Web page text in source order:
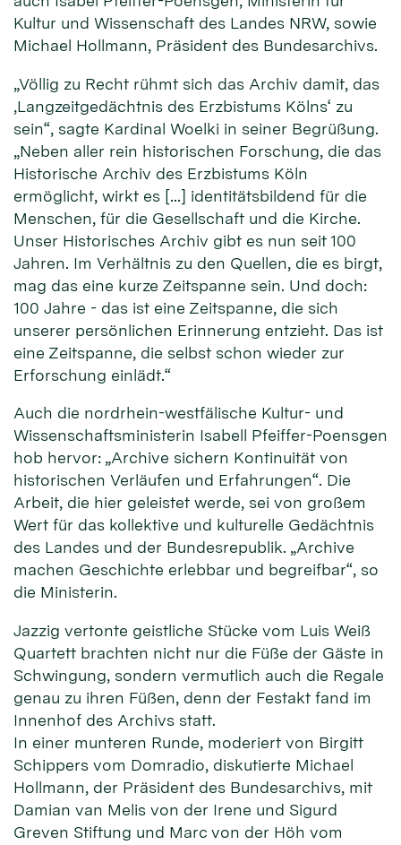
Kultur und Wissenschaft des Landes NRW, sowie
Michael Hollmann, Präsident des Bundesarchivs.
„Völlig zu Recht rühmt sich das Archiv damit, das
‚Langzeitgedächtnis des Erzbistums Kölns‘ zu
sein“, sagte Kardinal Woelki in seiner Begrüßung.
„Neben aller rein historischen Forschung, die das
Historische Archiv des Erzbistums Köln
ermöglicht, wirkt es […] identitätsbildend für die
Menschen, für die Gesellschaft und die Kirche.
Unser Historisches Archiv gibt es nun seit 100
Jahren. Im Verhältnis zu den Quellen, die es birgt,
mag das eine kurze Zeitspanne sein. Und doch:
100 Jahre - das ist eine Zeitspanne, die sich
unserer persönlichen Erinnerung entzieht. Das ist
eine Zeitspanne, die selbst schon wieder zur
Erforschung einlädt.“
Auch die nordrhein-westfälische Kultur- und
Wissenschaftsministerin Isabell Pfeiffer-Poensgen
hob hervor: „Archive sichern Kontinuität von
historischen Verläufen und Erfahrungen“. Die
Arbeit, die hier geleistet werde, sei von großem
Wert für das kollektive und kulturelle Gedächtnis
des Landes und der Bundesrepublik. „Archive
machen Geschichte erlebbar und begreifbar“, so
die Ministerin.
Jazzig vertonte geistliche Stücke vom Luis Weiß
Quartett brachten nicht nur die Füße der Gäste in
Schwingung, sondern vermutlich auch die Regale
genau zu ihren Füßen, denn der Festakt fand im
Innenhof des Archivs statt.
In einer munteren Runde, moderiert von Birgitt
Schippers vom Domradio, diskutierte Michael
Hollmann, der Präsident des Bundesarchivs, mit
Damian van Melis von der Irene und Sigurd
Greven Stiftung und Marc von der Höh vom